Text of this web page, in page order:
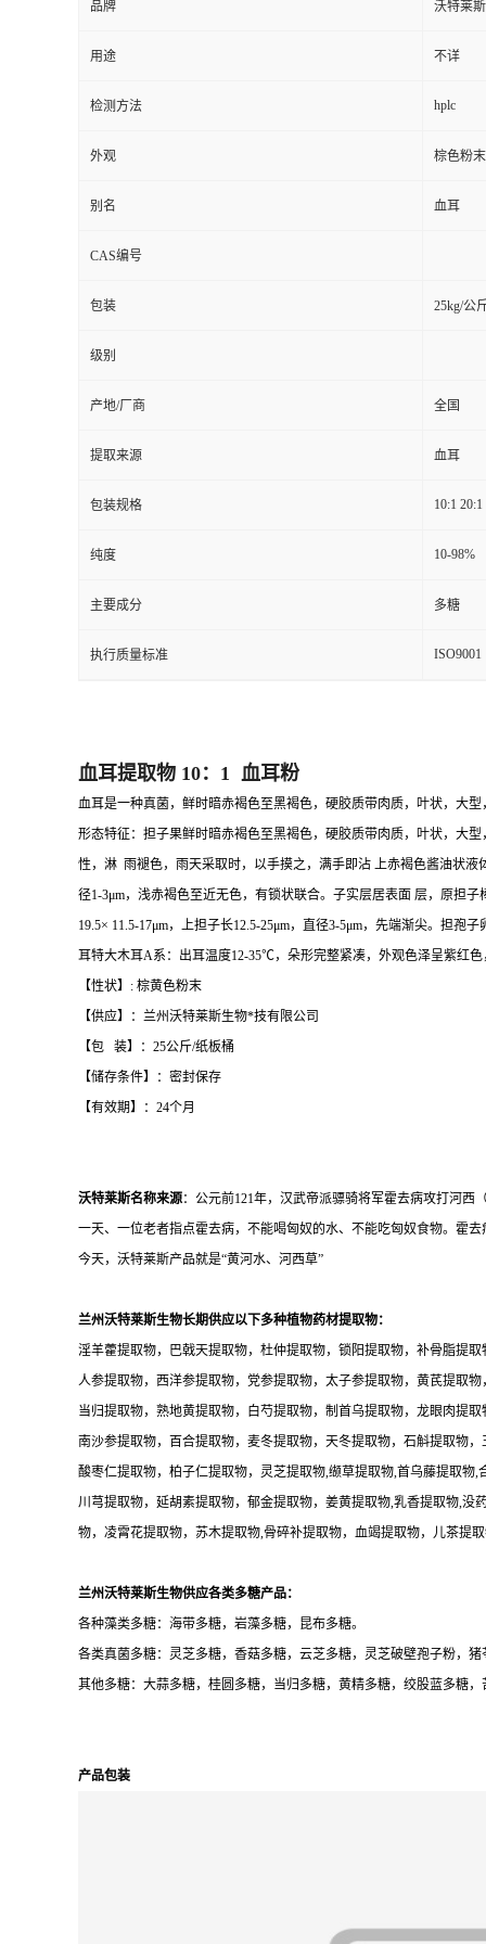
品牌 沃特莱
用途 不详
检测方法 hplc
外观 棕色粉末
别名 血耳
CAS编号
包装 25kg/公
级别
产地/厂商 全国
提取来源 血耳
包装规格 10:1 20:1
纯度 10-98%
主要成分 多糖
执行质量标准 ISO9001
血耳提取物 10：1 血耳粉
血耳是一种真菌，鲜时暗赤褐色至黑褐色，硬胶质带肉质，叶状，大
形态特征：担子果鲜时暗赤褐色至黑褐色，硬胶质带肉质，叶状，大
性，淋 雨褪色，雨天采取时，以手摸之，满手即沾 上赤褐色酱油状
径1-3μm，浅赤褐色至近无色，有锁状联合。子实层居表面 层，原担
19.5× 11.5-17μm，上担子长12.5-25μm，直径3-5μm，先端渐尖。担
耳特大木耳A系：出耳温度12-35℃，朵形完整紧凑，外观色泽呈紫红
【性状】: 棕黄色粉末
【供应】：兰州沃特莱斯生物*技有限公司
【包 装】：25公斤/纸板桶
【储存条件】：密封保存
【有效期】：24个月
沃特莱斯名称来源：公元前121年，汉武帝派骠骑将军霍去病攻打河
一天、一位老者指点霍去病，不能喝匈奴的水、不能吃匈奴食物。霍
今天，沃特莱斯产品就是“黄河水、河西草”
兰州沃特莱斯生物长期供应以下多种植物药材提取物：
淫羊藿提取物，巴戟天提取物，杜仲提取物，锁阳提取物，补骨脂提
人参提取物，西洋参提取物，党参提取物，太子参提取物，黄芪提取
当归提取物，熟地黄提取物，白芍提取物，制首乌提取物，龙眼肉提
南沙参提取物，百合提取物，麦冬提取物，天冬提取物，石斛提取物
酸枣仁提取物，柏子仁提取物，灵芝提取物,缬草提取物,首乌藤提取物,
川芎提取物，延胡素提取物，郁金提取物，姜黄提取物,乳香提取物,
物，凌霄花提取物，苏木提取物,骨碎补提取物，血竭提取物，儿茶提
兰州沃特莱斯生物供应各类多糖产品：
各种藻类多糖：海带多糖，岩藻多糖，昆布多糖。
各类真菌多糖：灵芝多糖，香菇多糖，云芝多糖，灵芝破壁孢子粉，
其他多糖：大蒜多糖，桂圆多糖，当归多糖，黄精多糖，绞股蓝多糖
产品包装